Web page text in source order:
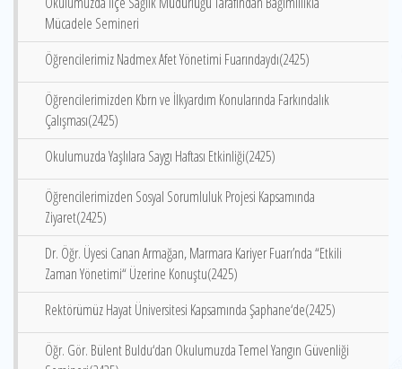
Mücadele Semineri
Öğrencilerimiz Nadmex Afet Yönetimi Fuarındaydı(2425)
Öğrencilerimizden Kbrn ve İlkyardım Konularında Farkındalık
Çalışması(2425)
Okulumuzda Yaşlılara Saygı Haftası Etkinliği(2425)
Öğrencilerimizden Sosyal Sorumluluk Projesi Kapsamında
Ziyaret(2425)
Dr. Öğr. Üyesi Canan Armağan, Marmara Kariyer Fuarı’nda “Etkili
Zaman Yönetimi“ Üzerine Konuştu(2425)
Rektörümüz Hayat Üniversitesi Kapsamında Şaphane‘de(2425)
Öğr. Gör. Bülent Buldu‘dan Okulumuzda Temel Yangın Güvenliği